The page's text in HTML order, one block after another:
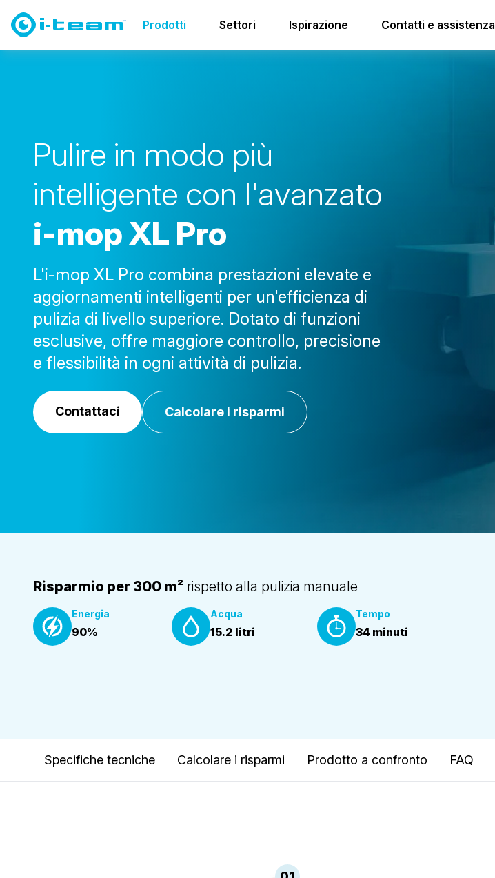
Prodotti Settori Ispirazione Contatti e assistenza
Lavasciuga pavimenti famiglia i-mop i-mop XL Pro
Pulire in modo più
intelligente con l'avanzato
i-mopXL Pro
L'i-mop XL Pro combina prestazioni elevate e
aggiornamenti intelligenti per un'efficienza di
pulizia di livello superiore. Dotato di funzioni
esclusive, offre maggiore controllo, precisione
e flessibilità in ogni attività di pulizia.
Contattaci Calcolare i risparmi
Risparmio per 300 m² rispetto alla pulizia manuale
Energia
90%
Acqua
15.2 litri
Tempo
34 minuti
Specifiche tecniche Calcolare i risparmi Prodotto a confronto FAQ